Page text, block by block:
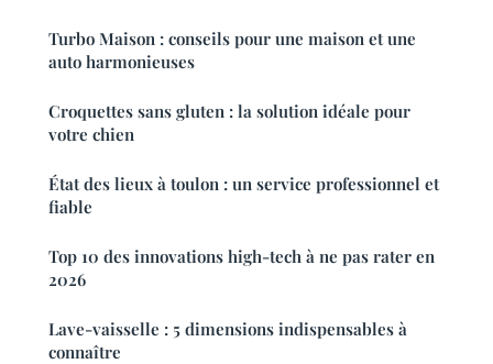
Turbo Maison : conseils pour une maison et une
auto harmonieuses
Croquettes sans gluten : la solution idéale pour
votre chien
État des lieux à toulon : un service professionnel et
fiable
Top 10 des innovations high-tech à ne pas rater en
2026
Lave-vaisselle : 5 dimensions indispensables à
connaître